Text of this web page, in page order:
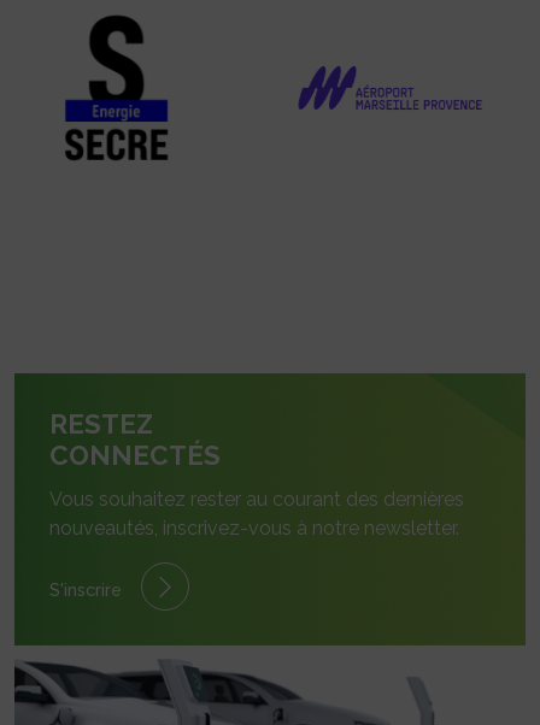
RESTEZ
CONNECTÉS
Vous souhaitez rester au courant des dernières
nouveautés, inscrivez-vous à notre newsletter.
S'inscrire